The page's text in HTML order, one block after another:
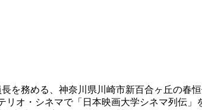
を務める、神奈川県川崎市新百合ヶ丘の
リオ・シネマで「日本映画大学シネマ列伝